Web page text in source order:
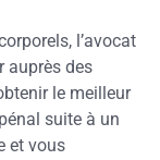
l’avocat
auprès des
le meilleur
suite à un
et vous